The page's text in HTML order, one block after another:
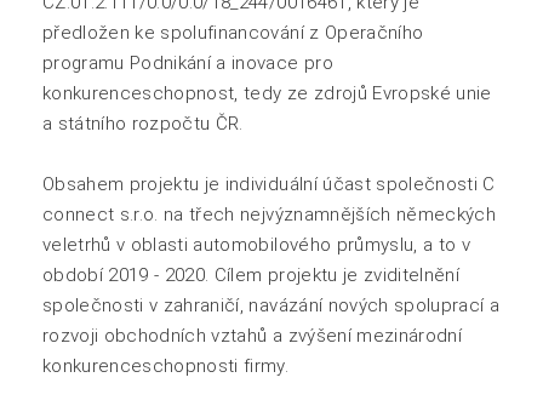
předložen ke spolufinancování z Operačního
programu Podnikání a inovace pro
konkurenceschopnost, tedy ze zdrojů Evropské unie
a státního rozpočtu ČR.
Obsahem projektu je individuální účast společnosti C
connect s.r.o. na třech nejvýznamnějších německých
veletrhů v oblasti automobilového průmyslu, a to v
období 2019 - 2020. Cílem projektu je zviditelnění
společnosti v zahraničí, navázání nových spoluprací a
rozvoji obchodních vztahů a zvýšení mezinárodní
konkurenceschopnosti firmy.